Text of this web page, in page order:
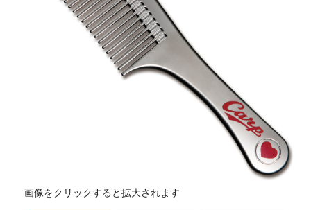
画像をクリックすると拡大されます